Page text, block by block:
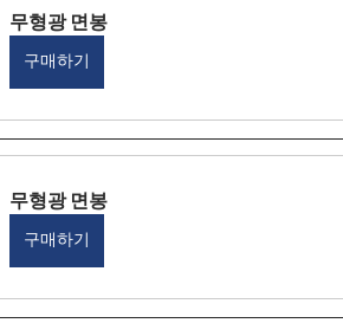
무형광 면봉
구매하기
무형광 면봉
구매하기